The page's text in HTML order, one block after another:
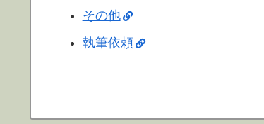
その他
執筆依頼